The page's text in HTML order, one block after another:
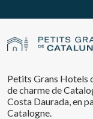
Petits Grans Hotels
de charme de
Costa Daurada, en
Catalogne.